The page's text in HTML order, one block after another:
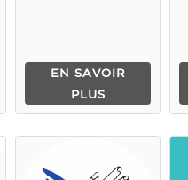
EN SAVOIR
PLUS